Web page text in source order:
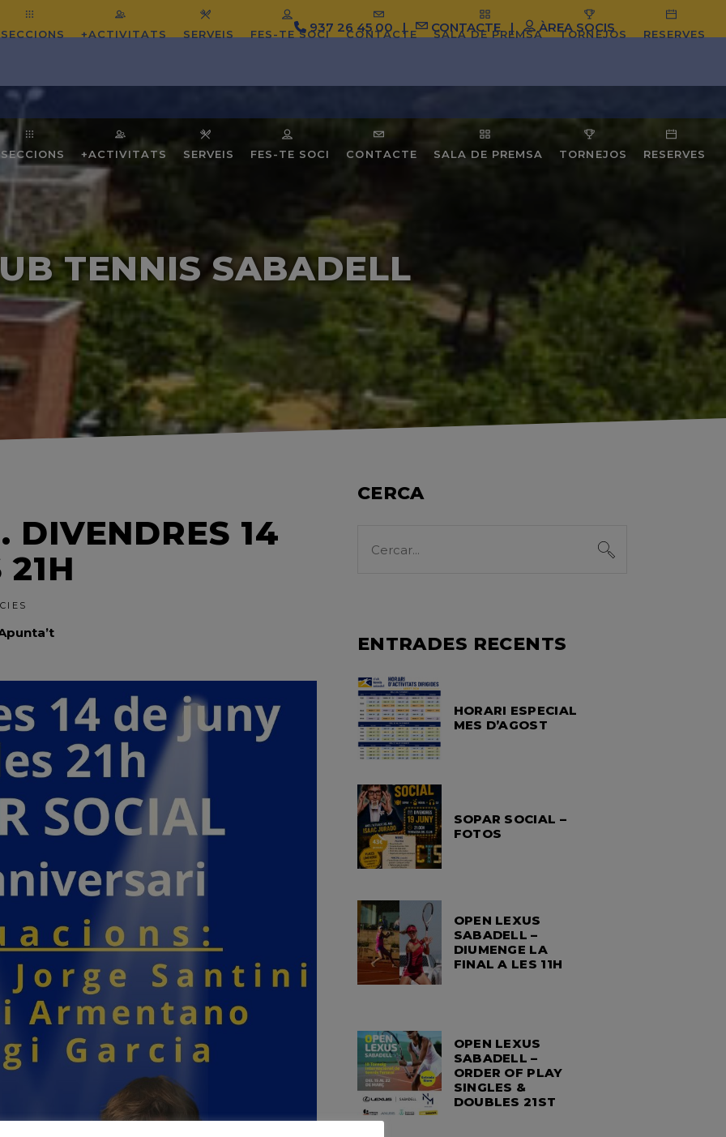
937 26 45 00 | CONTACTE | ÀREA SOCIS
SECCIONS +ACTIVITATS SERVEIS FES-TE SOCI CONTACTE SALA DE PREMSA TORNEJOS RESERVES
SECCIONS +ACTIVITATS SERVEIS FES-TE SOCI CONTACTE SALA DE PREMSA TORNEJOS RESERVES
TENNIS SABADELL
DIVENDRES 14
CERCA
for:
ENTRADES RECENTS
HORARI ESPECIAL
MES D’AGOST
SOPAR SOCIAL –
FOTOS
OPEN LEXUS
SABADELL –
DIUMENGE LA
FINAL A LES 11H
OPEN LEXUS
SABADELL –
ORDER OF PLAY
SINGLES &
DOUBLES 21ST